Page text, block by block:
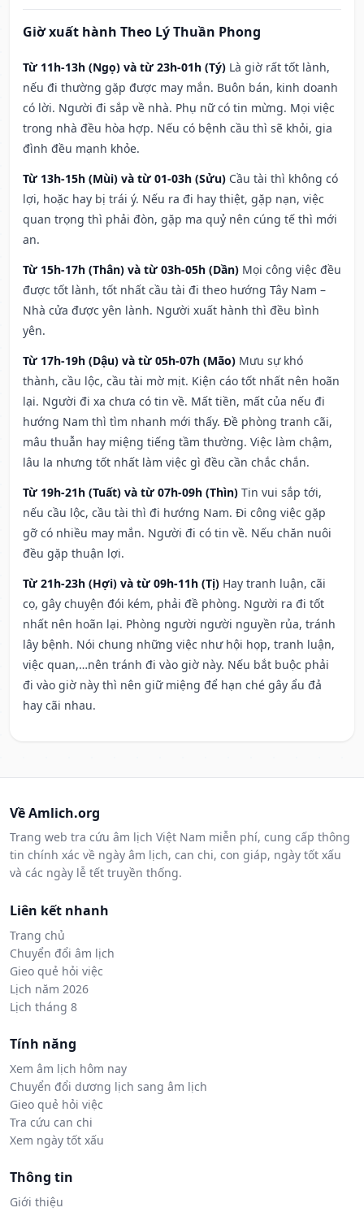
Giờ xuất hành Theo Lý Thuần Phong
Từ 11h-13h (Ngọ) và từ 23h-01h (Tý) Là giờ rất tốt lành,
nếu đi thường gặp được may mắn. Buôn bán, kinh doanh
có lời. Người đi sắp về nhà. Phụ nữ có tin mừng. Mọi việc
trong nhà đều hòa hợp. Nếu có bệnh cầu thì sẽ khỏi, gia
đình đều mạnh khỏe.
Từ 13h-15h (Mùi) và từ 01-03h (Sửu) Cầu tài thì không có
lợi, hoặc hay bị trái ý. Nếu ra đi hay thiệt, gặp nạn, việc
quan trọng thì phải đòn, gặp ma quỷ nên cúng tế thì mới
an.
Từ 15h-17h (Thân) và từ 03h-05h (Dần) Mọi công việc đều
được tốt lành, tốt nhất cầu tài đi theo hướng Tây Nam –
Nhà cửa được yên lành. Người xuất hành thì đều bình
yên.
Từ 17h-19h (Dậu) và từ 05h-07h (Mão) Mưu sự khó
thành, cầu lộc, cầu tài mờ mịt. Kiện cáo tốt nhất nên hoãn
lại. Người đi xa chưa có tin về. Mất tiền, mất của nếu đi
hướng Nam thì tìm nhanh mới thấy. Đề phòng tranh cãi,
mâu thuẫn hay miệng tiếng tầm thường. Việc làm chậm,
lâu la nhưng tốt nhất làm việc gì đều cần chắc chắn.
Từ 19h-21h (Tuất) và từ 07h-09h (Thìn) Tin vui sắp tới,
nếu cầu lộc, cầu tài thì đi hướng Nam. Đi công việc gặp
gỡ có nhiều may mắn. Người đi có tin về. Nếu chăn nuôi
đều gặp thuận lợi.
Từ 21h-23h (Hợi) và từ 09h-11h (Tị) Hay tranh luận, cãi
cọ, gây chuyện đói kém, phải đề phòng. Người ra đi tốt
nhất nên hoãn lại. Phòng người người nguyền rủa, tránh
lây bệnh. Nói chung những việc như hội họp, tranh luận,
việc quan,…nên tránh đi vào giờ này. Nếu bắt buộc phải
đi vào giờ này thì nên giữ miệng để hạn ché gây ẩu đả
hay cãi nhau.
Về Amlich.org
Trang web tra cứu âm lịch Việt Nam miễn phí, cung cấp thông
tin chính xác về ngày âm lịch, can chi, con giáp, ngày tốt xấu
và các ngày lễ tết truyền thống.
Liên kết nhanh
Trang chủ
Chuyển đổi âm lịch
Gieo quẻ hỏi việc
Lịch năm 2026
Lịch tháng 8
Tính năng
Xem âm lịch hôm nay
Chuyển đổi dương lịch sang âm lịch
Gieo quẻ hỏi việc
Tra cứu can chi
Xem ngày tốt xấu
Thông tin
Giới thiệu